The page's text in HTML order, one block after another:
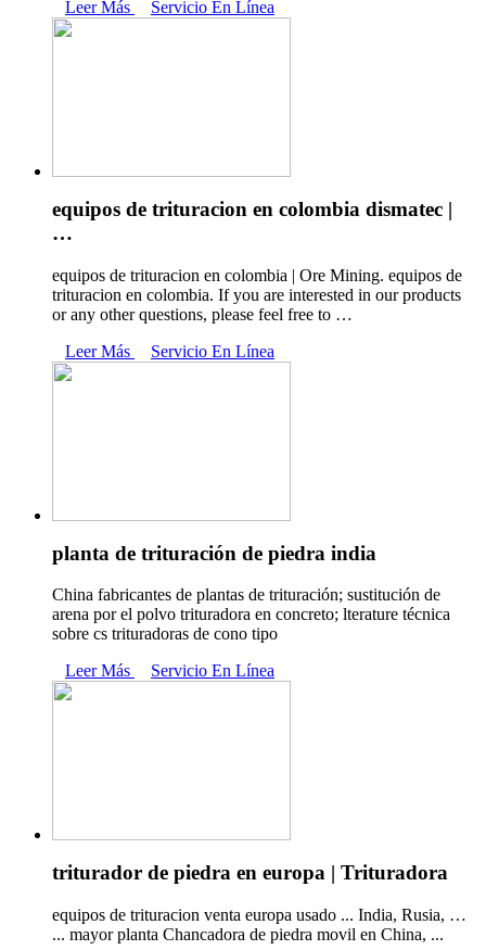
Leer Más Servicio En Línea
equipos de trituracion en colombia dismatec |
…
equipos de trituracion en colombia | Ore Mining. equipos de
trituracion en colombia. If you are interested in our products
or any other questions, please feel free to …
Leer Más
Servicio En Línea
planta de trituración de piedra india
China fabricantes de plantas de trituración; sustitución de
arena por el polvo trituradora en concreto; lterature técnica
sobre cs trituradoras de cono tipo
Leer Más
Servicio En Línea
triturador de piedra en europa | Trituradora
equipos de trituracion venta europa usado ... India, Rusia, …
... mayor planta Chancadora de piedra movil en China, ...